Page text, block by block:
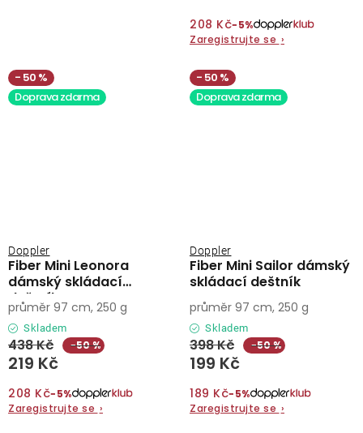
208 Kč−5%
Zaregistrujte se ›
50 %
Doprava zdarma
Fiber Mini Leonora
dámský skládací
deštník
Doppler
Skladem
219 Kč
438 Kč −50 %
208 Kč−5%
Zaregistrujte se ›
průměr 97 cm, 250 g
50 %
Doprava zdarma
Fiber Mini Sailor dámský
skládací deštník
Doppler
Skladem
199 Kč
398 Kč −50 %
189 Kč−5%
Zaregistrujte se ›
průměr 97 cm, 250 g